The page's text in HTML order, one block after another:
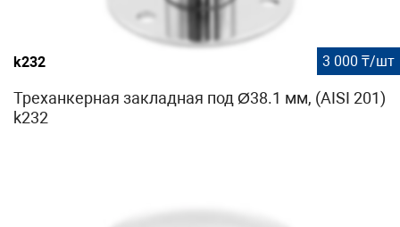
k232 3 000 ₸/шт
Треханкерная закладная под Ø38.1 мм, (AISI 201)
k232